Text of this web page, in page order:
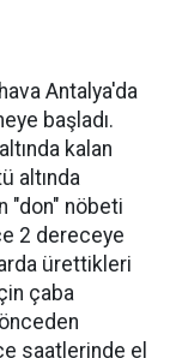
Antalya'da
başladı.
kalan
altında
"don" nöbeti
2 dereceye
ürettikleri
çaba
saatlerinde el